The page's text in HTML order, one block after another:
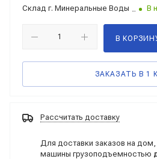
Склад г. Минеральные Воды В
В
ЗАКАЗАТЬ В 1
Рассчитать доставку
Для доставки заказов на
машины грузоподъемностью